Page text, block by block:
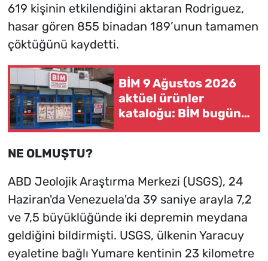
619 kişinin etkilendiğini aktaran Rodriguez,
hasar gören 855 binadan 189’unun tamamen
çöktüğünü kaydetti.
BİM 9 Ağustos 2026
aktüel ürünler
kataloğu: BİM bugün
NE OLMUŞTU?
ABD Jeolojik Araştırma Merkezi (USGS), 24
Haziran'da Venezuela'da 39 saniye arayla 7,2
ve 7,5 büyüklüğünde iki depremin meydana
geldiğini bildirmişti. USGS, ülkenin Yaracuy
eyaletine bağlı Yumare kentinin 23 kilometre